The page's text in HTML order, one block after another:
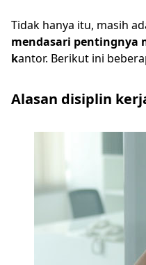
Tidak hanya itu, masih
mendasari pentingnya
kantor. Berikut ini
Alasan disiplin